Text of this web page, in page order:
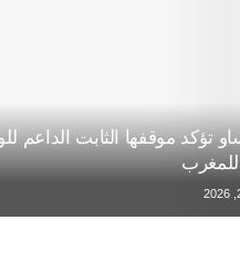
تؤكد موقفها الثابت الداعم
للمغرب